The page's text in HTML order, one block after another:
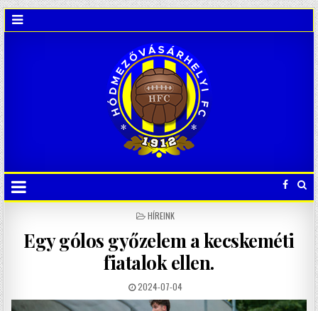
POSTED
HÍREINK
Egy gólos győzelem a kecskeméti
fiatalok ellen.
2024-07-04